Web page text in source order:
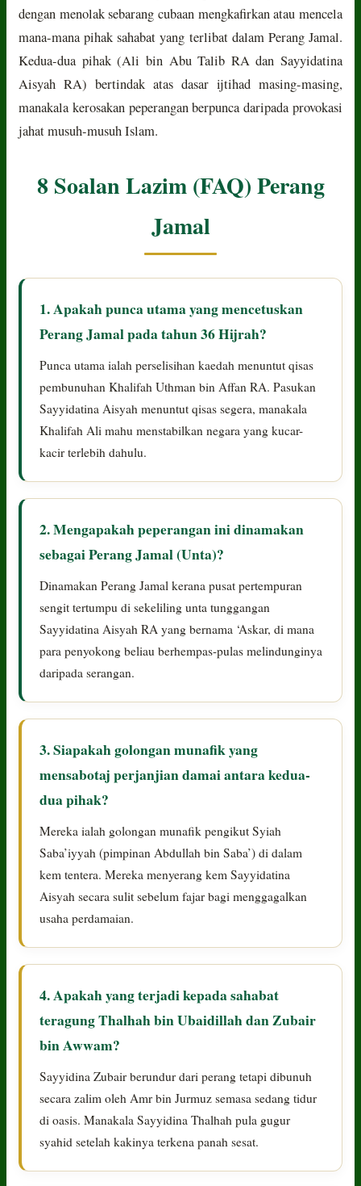
dengan menolak sebarang cubaan mengkafirkan atau mencela
mana-mana pihak sahabat yang terlibat dalam Perang Jamal.
Kedua-dua pihak (Ali bin Abu Talib RA dan Sayyidatina
Aisyah RA) bertindak atas dasar ijtihad masing-masing,
manakala kerosakan peperangan berpunca daripada provokasi
jahat musuh-musuh Islam.
8 Soalan Lazim (FAQ) Perang
Jamal
1. Apakah punca utama yang mencetuskan
Perang Jamal pada tahun 36 Hijrah?
Punca utama ialah perselisihan kaedah menuntut qisas
pembunuhan Khalifah Uthman bin Affan RA. Pasukan
Sayyidatina Aisyah menuntut qisas segera, manakala
Khalifah Ali mahu menstabilkan negara yang kucar-
kacir terlebih dahulu.
2. Mengapakah peperangan ini dinamakan
sebagai Perang Jamal (Unta)?
Dinamakan Perang Jamal kerana pusat pertempuran
sengit tertumpu di sekeliling unta tunggangan
Sayyidatina Aisyah RA yang bernama ‘Askar, di mana
para penyokong beliau berhempas-pulas melindunginya
daripada serangan.
3. Siapakah golongan munafik yang
mensabotaj perjanjian damai antara kedua-
dua pihak?
Mereka ialah golongan munafik pengikut Syiah
Saba’iyyah (pimpinan Abdullah bin Saba’) di dalam
kem tentera. Mereka menyerang kem Sayyidatina
Aisyah secara sulit sebelum fajar bagi menggagalkan
usaha perdamaian.
4. Apakah yang terjadi kepada sahabat
teragung Thalhah bin Ubaidillah dan Zubair
bin Awwam?
Sayyidina Zubair berundur dari perang tetapi dibunuh
secara zalim oleh Amr bin Jurmuz semasa sedang tidur
di oasis. Manakala Sayyidina Thalhah pula gugur
syahid setelah kakinya terkena panah sesat.